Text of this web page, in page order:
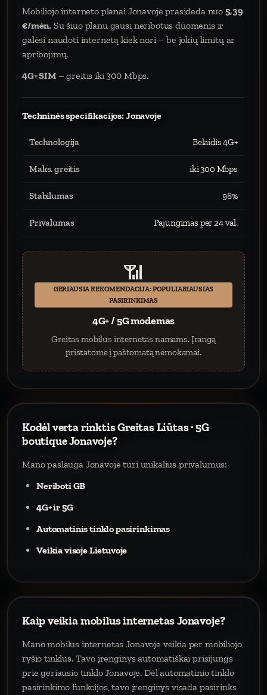
Mobiliojo interneto planai Jonavoje prasideda nuo 5,39
€/mėn. Su šiuo planu gausi neribotus duomenis ir
galėsi naudoti internetą kiek nori – be jokių limitų ar
apribojimų.
4G+ SIM– greitis iki 300 Mbps.
Techninės specifikacijos: Jonavoje
Technologija Belaidis 4G+
Maks. greitis iki 300 Mbps
Stabilumas 98%
Privalumas Pajungimas per 24 val.
📶
GERIAUSIA REKOMENDACIJA: POPULIARIAUSIAS
PASIRINKIMAS
4G+ / 5G modemas
Greitas mobilus internetas namams. Įrangą
pristatome į paštomatą nemokamai.
Kodėl verta rinktis Greitas Liūtas · 5G
boutique Jonavoje?
Mano paslauga Jonavoje turi unikalius privalumus:
Neriboti GB
4G+ ir 5G
Automatinis tinklo pasirinkimas
Veikia visoje Lietuvoje
Kaip veikia mobilus internetas Jonavoje?
Mano mobilus internetas Jonavoje veikia per mobiliojo
ryšio tinklus. Tavo įrenginys automatiškai prisijungs
prie geriausio tinklo Jonavoje. Dėl automatinio tinklo
pasirinkimo funkcijos, tavo įrenginys visada pasirinks